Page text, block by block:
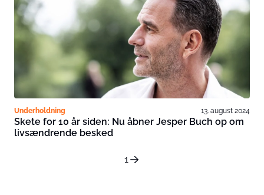
Underholdning 13. august 2024
Skete for 10 år siden: Nu åbner Jesper Buch op om
livsændrende besked
1